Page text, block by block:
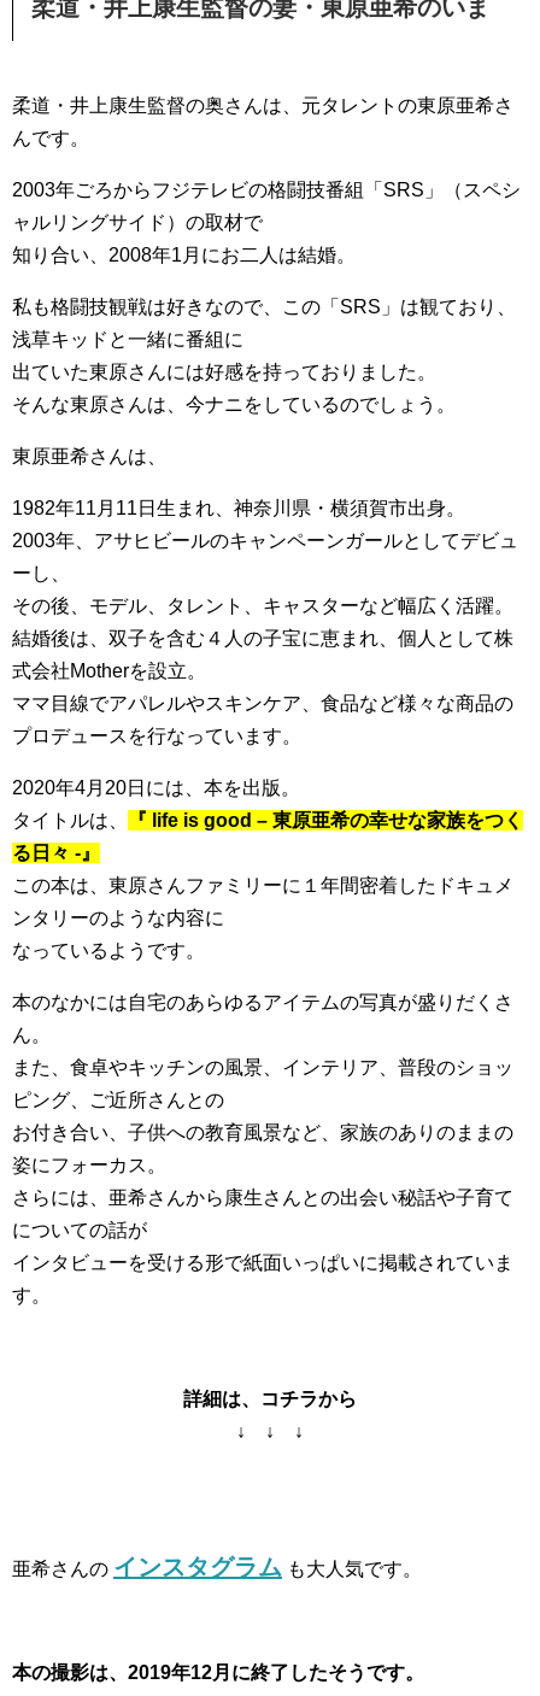
柔道・井上康生監督の妻・東原亜希のいま
柔道・井上康生監督の奥さんは、元タレントの東原亜希さ
んです。
2003年ごろからフジテレビの格闘技番組「SRS」（スペシ
ャルリングサイド）の取材で
知り合い、2008年1月にお二人は結婚。
私も格闘技観戦は好きなので、この「SRS」は観ており、
浅草キッドと一緒に番組に
出ていた東原さんには好感を持っておりました。
そんな東原さんは、今ナニをしているのでしょう。
東原亜希さんは、
1982年11月11日生まれ、神奈川県・横須賀市出身。
2003年、アサヒビールのキャンペーンガールとしてデビュ
ーし、
その後、モデル、タレント、キャスターなど幅広く活躍。
結婚後は、双子を含む４人の子宝に恵まれ、個人として株
式会社Motherを設立。
ママ目線でアパレルやスキンケア、食品など様々な商品の
プロデュースを行なっています。
2020年4月20日には、本を出版。
タイトルは、
『 life is good – 東原亜希の幸せな家族をつく
る日々 -』
この本は、東原さんファミリーに１年間密着したドキュメ
ンタリーのような内容に
なっているようです。
本のなかには自宅のあらゆるアイテムの写真が盛りだくさ
ん。
また、食卓やキッチンの風景、インテリア、普段のショッ
ピング、ご近所さんとの
お付き合い、子供への教育風景など、家族のありのままの
姿にフォーカス。
さらには、亜希さんから康生さんとの出会い秘話や子育て
についての話が
インタビューを受ける形で紙面いっぱいに掲載されていま
す。
詳細は、コチラから
↓ ↓ ↓
亜希さんの インスタグラム も大人気です。
本の撮影は、2019年12月に終了したそうです。